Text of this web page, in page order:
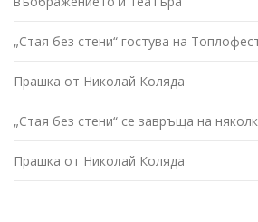
„Стая без стени“ гостува на
Прашка от Николай Коляда
„Стая без стени“ се завръща на
Прашка от Николай Коляда